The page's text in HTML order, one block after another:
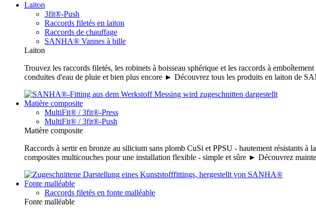
Laiton
3fit®-Push
Raccords filetés en laiton
Raccords de chauffage
SANHA® Vannes à bille
Laiton
Trouvez les raccords filetés, les robinets à boisseau sphérique et les raccords à
conduites d'eau de pluie et bien plus encore ► Découvrez tous les produits en laiton de
Matière composite
MultiFit® / 3fit®-Press
MultiFit® / 3fit®-Push
Matière composite
Raccords à sertir en bronze au silicium sans plomb CuSi et PPSU - hautement résistants
composites multicouches pour une installation flexible - simple et sûre ► Découvrez
Fonte malléable
Raccords filetés en fonte malléable
Fonte malléable